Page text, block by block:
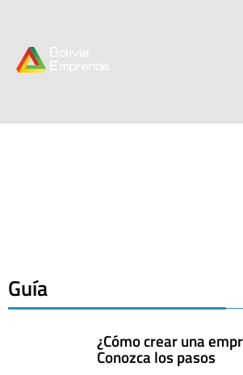
Guía
¿Cómo crear una
Conozca los pasos